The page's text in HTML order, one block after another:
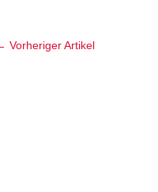
Vorheriger Artikel